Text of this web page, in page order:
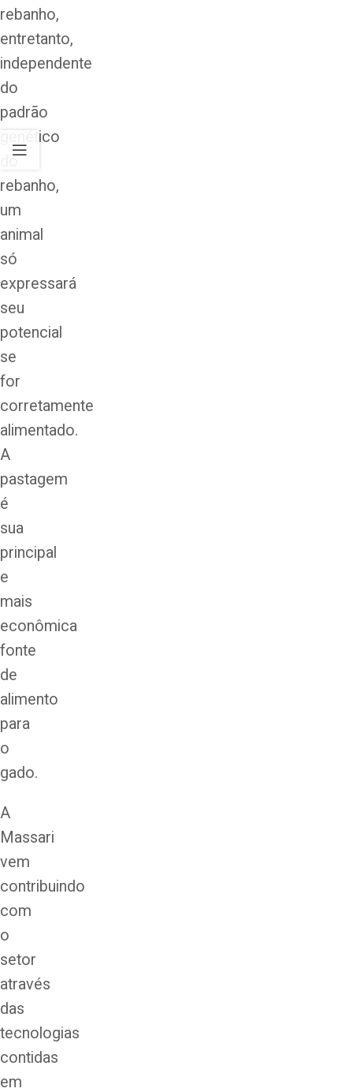
rebanho,
entretanto,
independente
do
padrão
genético
do
rebanho,
um
animal
só
expressará
seu
potencial
se
for
corretamente
alimentado.
A
pastagem
é
sua
principal
e
mais
econômica
fonte
de
alimento
para
o
gado.
A
Massari
vem
contribuindo
com
o
setor
através
das
tecnologias
contidas
em